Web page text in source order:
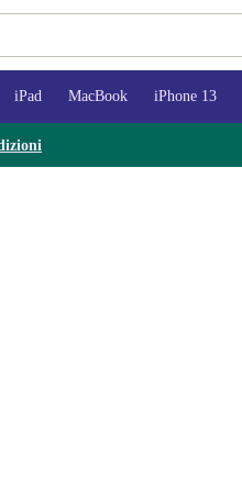
iPad MacBook iPhone 13